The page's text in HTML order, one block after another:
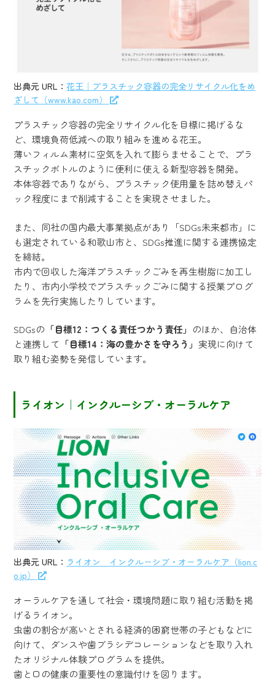
出典元 URL：花王｜プラスチック容器の完全リサイクル化をめ
ざして（www.kao.com）
プラスチック容器の完全リサイクル化を目標に掲げるな
ど、環境負荷低減への取り組みを進める花王。
薄いフィルム素材に空気を入れて膨らませることで、プラ
スチックボトルのように便利に使える新型容器を開発。
本体容器でありながら、プラスチック使用量を詰め替えパ
ック程度にまで削減することを実現させました。
また、同社の国内最大事業拠点があり「SDGs未来都市」に
も選定されている和歌山市と、SDGs推進に関する連携協定
を締結。
市内で回収した海洋プラスチックごみを再生樹脂に加工し
たり、市内小学校でプラスチックごみに関する授業プログ
ラムを先行実施したりしています。
SDGsの 「目標12：つくる責任つかう責任」 のほか、自治体
と連携して 「目標14：海の豊かさを守ろう」 実現に向けて
取り組む姿勢を発信しています。
ライオン｜インクルーシブ・オーラルケア
出典元 URL： ライオン インクルーシブ・オーラルケア（lion.c
o.jp）
オーラルケアを通して社会・環境問題に取り組む活動を掲
げるライオン。
虫歯の割合が高いとされる経済的困窮世帯の子どもなどに
向けて、ダンスや歯ブラシデコレーションなどを取り入れ
たオリジナル体験プログラムを提供。
歯と口の健康の重要性の意識付けを図ります。